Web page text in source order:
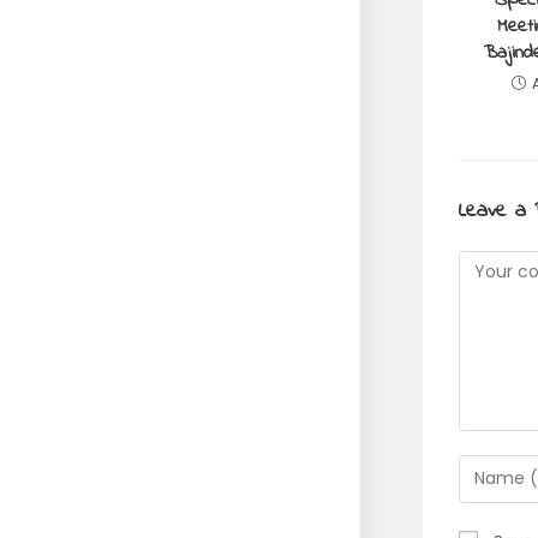
Leave a
Enter
your
name